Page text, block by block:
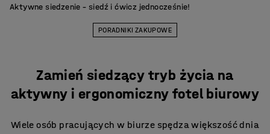
Aktywne siedzenie – siedź i ćwicz jednocześnie!
PORADNIKI ZAKUPOWE
Zamień siedzący tryb życia na
aktywny i ergonomiczny fotel biurowy
Wiele osób pracujących w biurze spędza większość dnia